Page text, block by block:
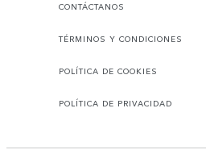
CONTÁCTANOS
TÉRMINOS Y CONDICIONES
POLÍTICA DE COOKIES
POLÍTICA DE PRIVACIDAD